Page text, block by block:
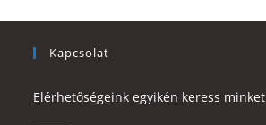
Kapcsolat
Elérhetőségeink egyikén keress minket